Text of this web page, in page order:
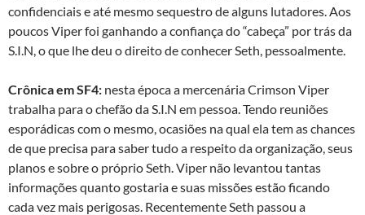
confidenciais e até mesmo sequestro de alguns lutadores. Aos
poucos Viper foi ganhando a confiança do “cabeça” por trás da
S.I.N, o que lhe deu o direito de conhecer Seth, pessoalmente.
Crônica em SF4: nesta época a mercenária Crimson Viper
trabalha para o chefão da S.I.N em pessoa. Tendo reuniões
esporádicas com o mesmo, ocasiões na qual ela tem as chances
de que precisa para saber tudo a respeito da organização, seus
planos e sobre o próprio Seth. Viper não levantou tantas
informações quanto gostaria e suas missões estão ficando
cada vez mais perigosas. Recentemente Seth passou a